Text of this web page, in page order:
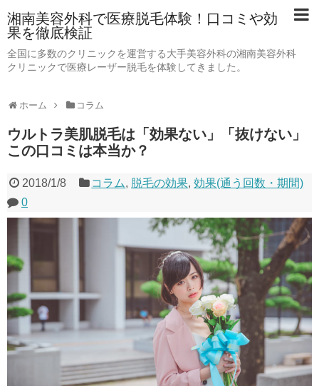
湘南美容外科で医療脱毛体験！口コミや効
果を徹底検証
全国に多数のクリニックを運営する大手美容外科の湘南美容外科
クリニックで医療レーザー脱毛を体験してきました。
ホーム コラム
ウルトラ美肌脱毛は「効果ない」「抜けない」
この口コミは本当か？
2018/1/8 コラム, 脱毛の効果,効果(通う回数・期間)
0